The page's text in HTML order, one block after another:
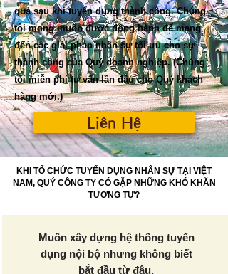
quả sau khi tuyển dụng thành công. Chúng
tôi mong muốn được đồng hành để mang
đến các giải pháp nhân sự tối ưu cho sự
thành công của Quý doanh nghiệp. (Chúng
tôi miễn phí tư vấn lần đầu cho Quý khách
hàng mới.)
Liên Hệ
KHI TỔ CHỨC TUYỂN DỤNG NHÂN SỰ TẠI VIỆT
NAM, QUÝ CÔNG TY CÓ GẶP NHỮNG KHÓ KHĂN
TƯƠNG TỰ?
Muốn xây dựng hệ thống tuyển
dụng nội bộ nhưng không biết
bắt đầu từ đâu.